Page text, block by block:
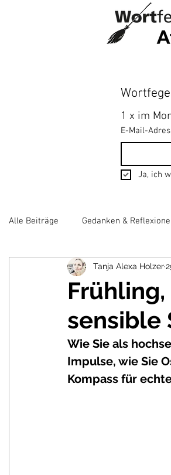
1 x im
E-Mail-
Ja, ich
Alle Beiträge Gedanken &
Buchliebe & Inspiration
Atelier & Schaffensprozesse
sensible
Tanja Alexa Holzer
Wie Sie als
Impulse, wie Sie
Kompass für